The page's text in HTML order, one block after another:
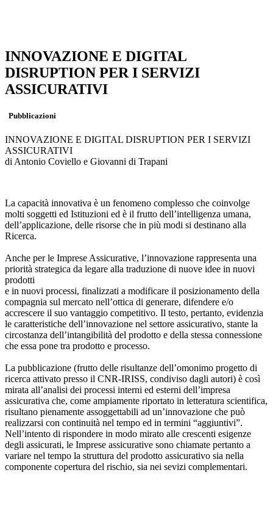
INNOVAZIONE E DIGITAL
DISRUPTION PER I SERVIZI
ASSICURATIVI
Pubblicazioni
INNOVAZIONE E DIGITAL DISRUPTION PER I SERVIZI
ASSICURATIVI
di Antonio Coviello e Giovanni di Trapani
La capacità innovativa è un fenomeno complesso che coinvolge
molti soggetti ed Istituzioni ed è il frutto dell’intelligenza umana,
dell’applicazione, delle risorse che in più modi si destinano alla
Ricerca.
Anche per le Imprese Assicurative, l’innovazione rappresenta una
priorità strategica da legare alla traduzione di nuove idee in nuovi
prodotti
e in nuovi processi, finalizzati a modificare il posizionamento della
compagnia sul mercato nell’ottica di generare, difendere e/o
accrescere il suo vantaggio competitivo. Il testo, pertanto, evidenzia
le caratteristiche dell’innovazione nel settore assicurativo, stante la
circostanza dell’intangibilità del prodotto e della stessa connessione
che essa pone tra prodotto e processo.
La pubblicazione (frutto delle risultanze dell’omonimo progetto di
ricerca attivato presso il CNR-IRISS, condiviso dagli autori) è così
mirata all’analisi dei processi interni ed esterni dell’impresa
assicurativa che, come ampiamente riportato in letteratura scientifica,
risultano pienamente assoggettabili ad un’innovazione che può
realizzarsi con continuità nel tempo ed in termini “aggiuntivi”.
Nell’intento di rispondere in modo mirato alle crescenti esigenze
degli assicurati, le Imprese assicurative sono chiamate pertanto a
variare nel tempo la struttura del prodotto assicurativo sia nella
componente copertura del rischio, sia nei sevizi complementari.